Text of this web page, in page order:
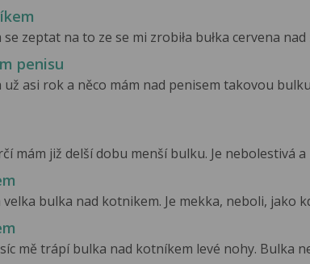
zeptat na to ze se mi zrobiła bułka cervena nad
penisu
už asi rok a něco mám nad penisem takovou
mám již delší dobu menší bulku. Je nebolestivá a
bulka nad kotnikem. Je mekka, neboli, jako
mě trápí bulka nad kotníkem levé nohy. Bulka